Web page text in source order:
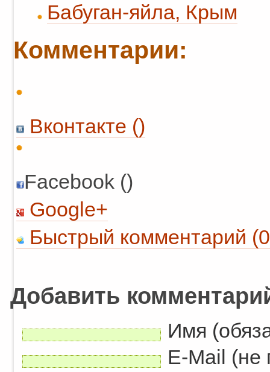
Бабуган-яйла, Крым
Комментарии:
Вконтакте ()
Facebook ()
Google+
Быстрый комментарий
Добавить
Имя
E-Mail (не